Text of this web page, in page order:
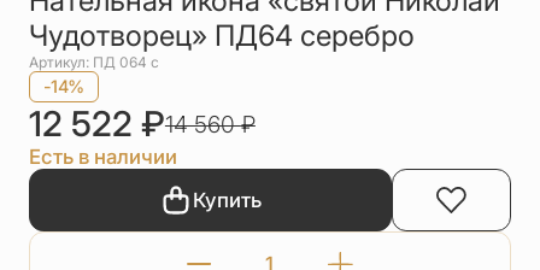
Чудотворец» ПД64 серебро
Артикул: ПД 064 с
-14%
12 522 ₽14 560₽
Есть в наличии
Купить